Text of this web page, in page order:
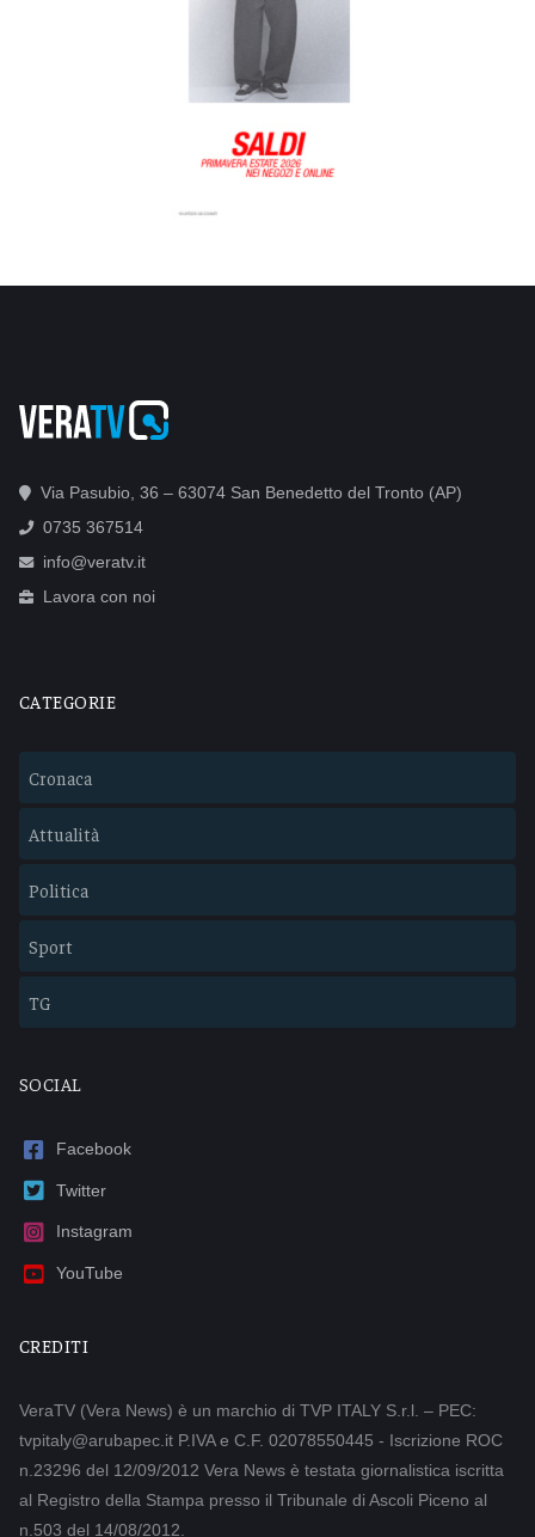
Via Pasubio, 36 – 63074 San Benedetto del Tronto (AP)
0735 367514
info@veratv.it
Lavora con noi
CATEGORIE
Cronaca
Attualità
Politica
Sport
TG
SOCIAL
Facebook
Twitter
Instagram
YouTube
CREDITI
VeraTV (Vera News) è un marchio di TVP ITALY S.r.l. – PEC:
tvpitaly@arubapec.it P.IVA e C.F. 02078550445 - Iscrizione ROC
n.23296 del 12/09/2012 Vera News è testata giornalistica iscritta
al Registro della Stampa presso il Tribunale di Ascoli Piceno al
n.503 del 14/08/2012.